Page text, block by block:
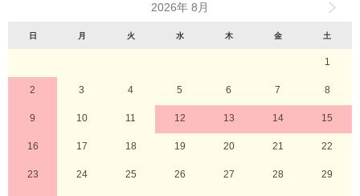
2026年 8月
日 月 火 水 木 金 土
1
2 3 4 5 6 7 8
9 10 11 12 13 14 15
16 17 18 19 20 21 22
23 24 25 26 27 28 29